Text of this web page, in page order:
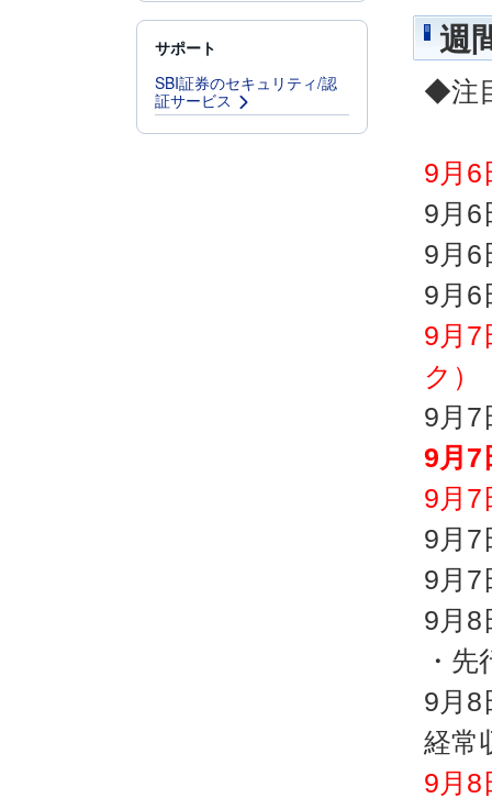
サポート
SBI証券のセキュリティ/認
証サービス
週
◆注
9月6
9月6
9月6
9月6
9月7
ク）
9月7
9月7
9月7
9月7
9月7
9月8
・
9月8
経常
9月8